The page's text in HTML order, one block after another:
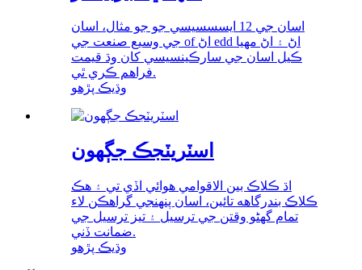
اسان جي 12 ايسسسيسي جو جو مثال، اسان
جي وسيع صنعت جي of اڻ edd اڻ ۽ اڻ مهيا
ڪيل اسان جي سارڪينسيسي کان وڌ قيمت
فراهم ڪري ٿي.
وڌيڪ پڙهو
اسٽريٽجڪ جڳھون
اڌ ڪلاڪ بين الاقوامي هوائي اڏي تي ۽ هڪ
ڪلاڪ بندرگاهه تائين، اسان پنهنجي گراهڪن لاء
تمام گهڻو وقتن جي ترسيل ۽ تيز ترسيل جي
ضمانت ڏني.
وڌيڪ پڙهو